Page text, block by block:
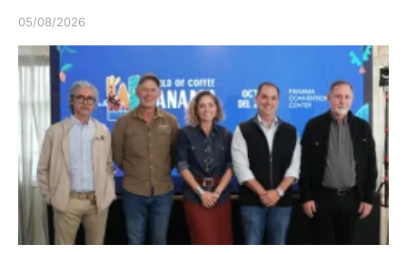
05/08/2026